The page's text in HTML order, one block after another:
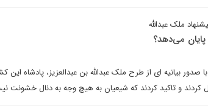
ملک عبدالله
می‌دهد؟
بیانیه ای از طرح ملک عبدالله بن عبدالعزیز، پادشاه این
و تاکید کردند که شیعیان به هیچ وجه به دنال خشونت